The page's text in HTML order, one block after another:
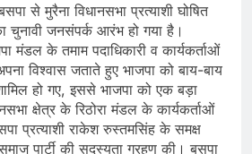
से मुरैना विधानसभा प्रत्याशी घोषित
चुनावी जनसंपर्क आरंभ हो गया है।
मंडल के तमाम पदाधिकारी व कार्यकर्ताओं
विश्वास जताते हुए भाजपा को बाय-बाय
हो गए, इससे भाजपा को एक बड़ा
क्षेत्र के रिठोरा मंडल के कार्यकर्ताओं
प्रत्याशी राकेश रुस्तमसिंह के समक्ष
पार्टी की सदस्यता ग्रहण की। बसपा